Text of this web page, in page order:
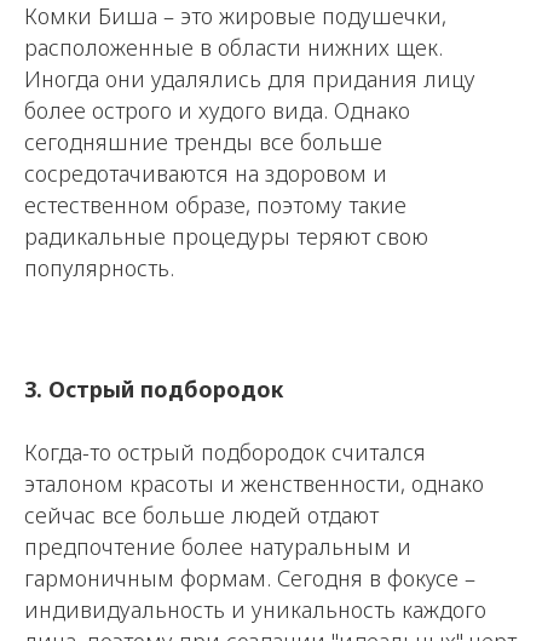
Комки Биша – это жировые подушечки,
расположенные в области нижних щек.
Иногда они удалялись для придания лицу
более острого и худого вида. Однако
сегодняшние тренды все больше
сосредотачиваются на здоровом и
естественном образе, поэтому такие
радикальные процедуры теряют свою
популярность.
3. Острый подбородок
Когда-то острый подбородок считался
эталоном красоты и женственности, однако
сейчас все больше людей отдают
предпочтение более натуральным и
гармоничным формам. Сегодня в фокусе –
индивидуальность и уникальность каждого